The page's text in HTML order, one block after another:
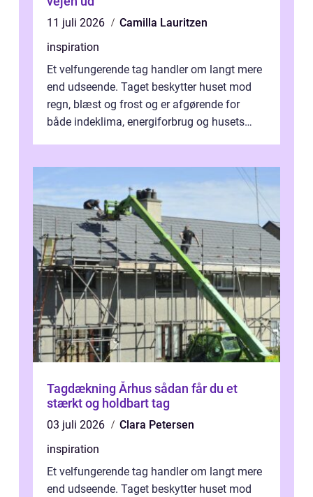
11 juli 2026
Camilla Lauritzen
inspiration
Et velfungerende tag handler om langt mere
end udseende. Taget beskytter huset mod
regn, blæst og frost og er afgørende for
både indeklima, energiforbrug og husets
Tagdækning Århus sådan får du et
stærkt og holdbart tag
03 juli 2026
Clara Petersen
inspiration
Et velfungerende tag handler om langt mere
end udseende. Taget beskytter huset mod